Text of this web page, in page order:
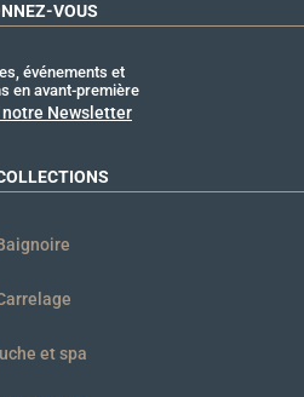
VOUS
événements et
en avant-première
notre Newsletter
et spa